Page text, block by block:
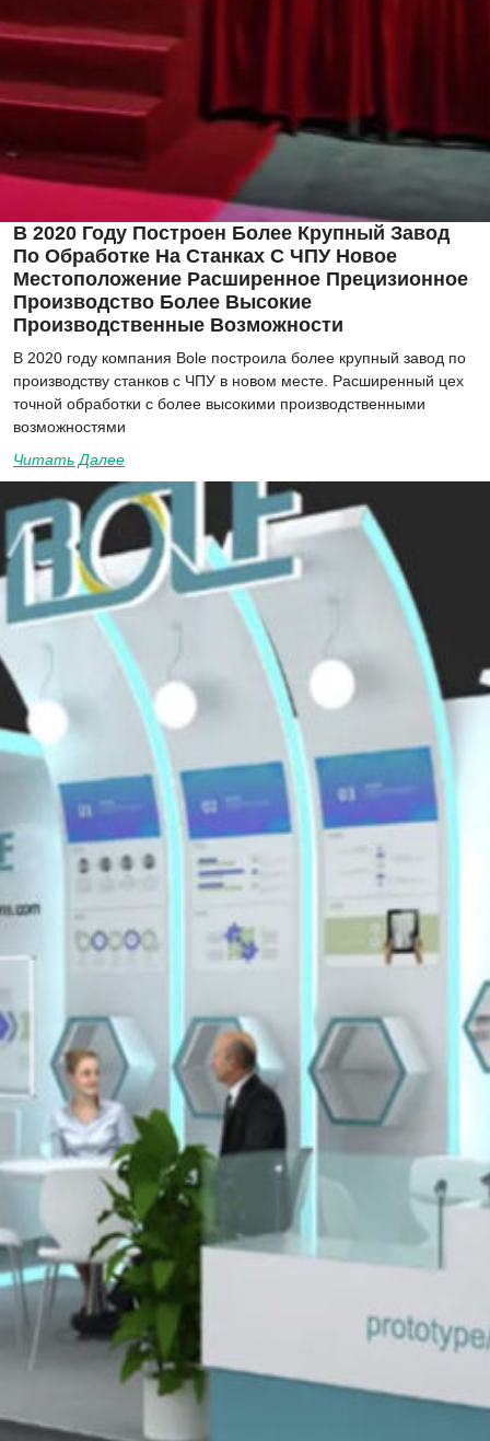
В 2020 Году Построен Более Крупный Завод
По Обработке На Станках С ЧПУ Новое
Местоположение Расширенное Прецизионное
Производство Более Высокие
Производственные Возможности
В 2020 году компания Bole построила более крупный завод по
производству станков с ЧПУ в новом месте. Расширенный цех
точной обработки с более высокими производственными
возможностями
Читать Далее